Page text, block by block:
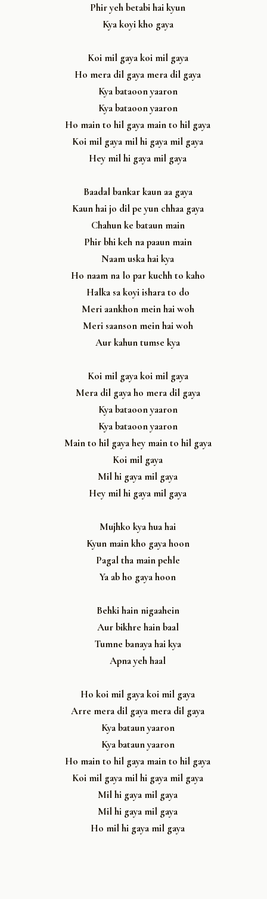
Phir yeh betabi hai kyun
Kya koyi kho gaya
Koi mil gaya koi mil gaya
Ho mera dil gaya mera dil gaya
Kya bataoon yaaron
Kya bataoon yaaron
Ho main to hil gaya main to hil gaya
Koi mil gaya mil hi gaya mil gaya
Hey mil hi gaya mil gaya
Baadal bankar kaun aa gaya
Kaun hai jo dil pe yun chhaa gaya
Chahun ke bataun main
Phir bhi keh na paaun main
Naam uska hai kya
Ho naam na lo par kuchh to kaho
Halka sa koyi ishara to do
Meri aankhon mein hai woh
Meri saanson mein hai woh
Aur kahun tumse kya
Koi mil gaya koi mil gaya
Mera dil gaya ho mera dil gaya
Kya bataoon yaaron
Kya bataoon yaaron
Main to hil gaya hey main to hil gaya
Koi mil gaya
Mil hi gaya mil gaya
Hey mil hi gaya mil gaya
Mujhko kya hua hai
Kyun main kho gaya hoon
Pagal tha main pehle
Ya ab ho gaya hoon
Behki hain nigaahein
Aur bikhre hain baal
Tumne banaya hai kya
Apna yeh haal
Ho koi mil gaya koi mil gaya
Arre mera dil gaya mera dil gaya
Kya bataun yaaron
Kya bataun yaaron
Ho main to hil gaya main to hil gaya
Koi mil gaya mil hi gaya mil gaya
Mil hi gaya mil gaya
Mil hi gaya mil gaya
Ho mil hi gaya mil gaya